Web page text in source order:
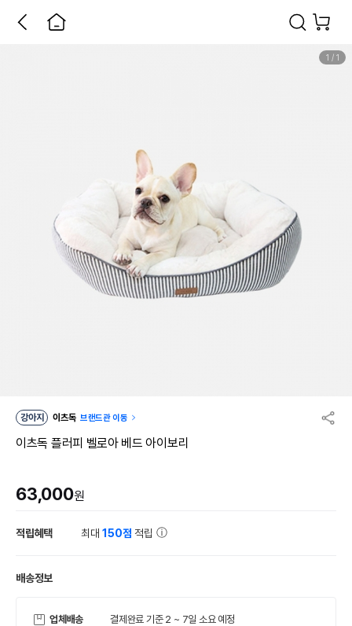
1 / 1
강아지 이츠독 브랜드관 이동
이츠독 플러피 벨로아 베드 아이보리
63,000원
적립혜택 최대150점 적립
배송정보
업체배송 결제완료 기준 2 ~ 7일 소요 예정